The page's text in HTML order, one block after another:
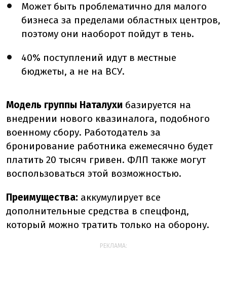
Может быть проблематично для малого
бизнеса за пределами областных центров,
поэтому они наоборот пойдут в тень.
40% поступлений идут в местные
бюджеты, а не на ВСУ.
Модель группы Наталухи базируется на
внедрении нового квазиналога, подобного
военному сбору. Работодатель за
бронирование работника ежемесячно будет
платить 20 тысяч гривен. ФЛП также могут
воспользоваться этой возможностью.
Преимущества: аккумулирует все
дополнительные средства в спецфонд,
который можно тратить только на оборону.
РЕКЛАМА: